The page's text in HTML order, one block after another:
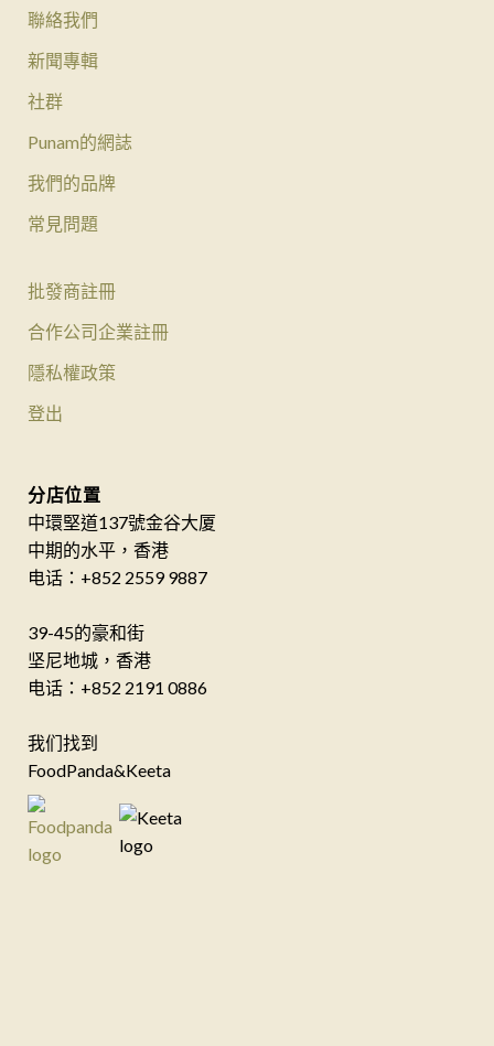
聯絡我們
新聞專輯
社群
Punam的網誌
我們的品牌
常見問題
批發商註冊
合作公司企業註冊
隱私權政策
登出
分店位置
中環堅道137號金谷大厦
中期的水平，香港
电话：+852 2559 9887
39-45的豪和街
坚尼地城，香港
电话：+852 2191 0886
我们找到
FoodPanda&Keeta